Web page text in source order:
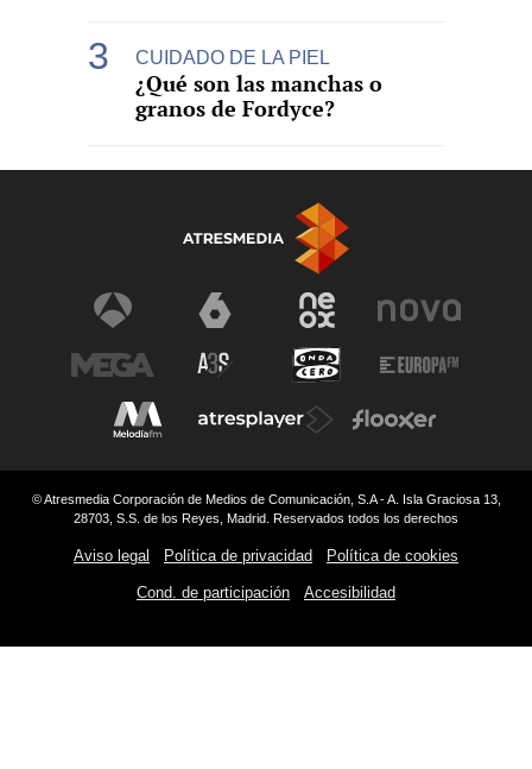
CUIDADO DE LA PIEL
¿Qué son las manchas o
granos de Fordyce?
© Atresmedia Corporación de Medios de Comunicación, S.A - A. Isla Graciosa 13,
28703, S.S. de los Reyes, Madrid. Reservados todos los derechos
Aviso legal Política de privacidad Política de cookies
Cond. de participación Accesibilidad